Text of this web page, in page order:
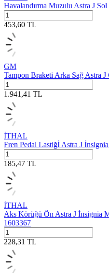
Havalandırma Muzulu Astra J
453,60 TL
GM
Tampon Braketi Arka Sağ Astra J
1.941,41 TL
İTHAL
Fren Pedal Lastiğİ Astra J
185,47 TL
İTHAL
Aks Körüğü Ön Astra J İnsignia
1603367
228,31 TL